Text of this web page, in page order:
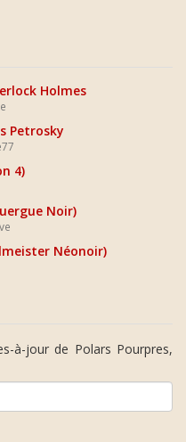
Holmes
Petrosky
4)
Noir)
Néonoir)
à-jour de Polars Pourpres,